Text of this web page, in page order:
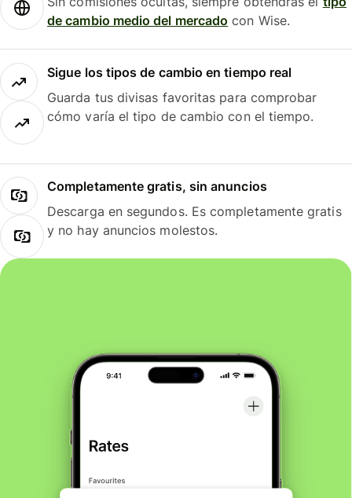
de cambio medio del mercado con Wise.
Sigue los tipos de cambio en tiempo real
Guarda tus divisas favoritas para comprobar
cómo varía el tipo de cambio con el tiempo.
Completamente gratis, sin anuncios
Descarga en segundos. Es completamente gratis
y no hay anuncios molestos.